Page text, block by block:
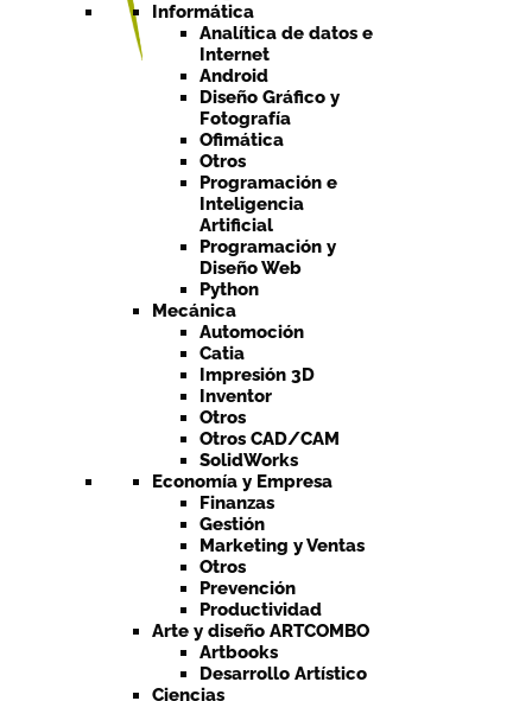
Informática
Analítica de datos e
Internet
Android
Diseño Gráfico y
Fotografía
Ofimática
Otros
Programación e
Inteligencia
Artificial
Programación y
Diseño Web
Python
Mecánica
Automoción
Catia
Impresión 3D
Inventor
Otros
Otros CAD/CAM
SolidWorks
Economía y Empresa
Finanzas
Gestión
Marketing y Ventas
Otros
Prevención
Productividad
Arte y diseño ARTCOMBO
Artbooks
Desarrollo Artístico
Ciencias